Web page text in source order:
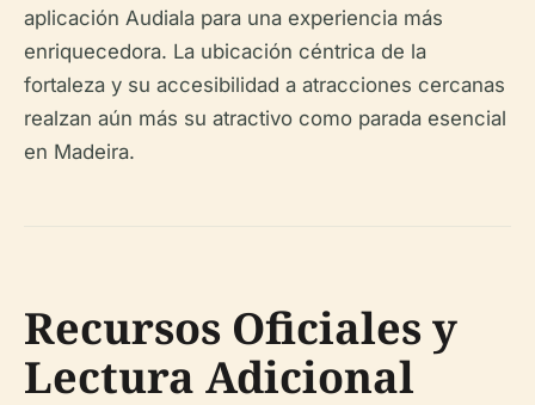
aplicación Audiala para una experiencia más
enriquecedora. La ubicación céntrica de la
fortaleza y su accesibilidad a atracciones cercanas
realzan aún más su atractivo como parada esencial
en Madeira.
Recursos Oficiales y
Lectura Adicional